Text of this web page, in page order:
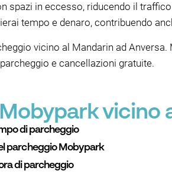
spazi in eccesso, riducendo il
tempo e denaro, contribuendo
vicino al Mandarin ad
e cancellazioni gratuite.
vicino
di parcheggio
parcheggio Mobypark
di parcheggio